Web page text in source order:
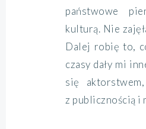
państwowe
kulturą. Nie
Dalej robię to,
czasy dały mi
się
z publicznością i